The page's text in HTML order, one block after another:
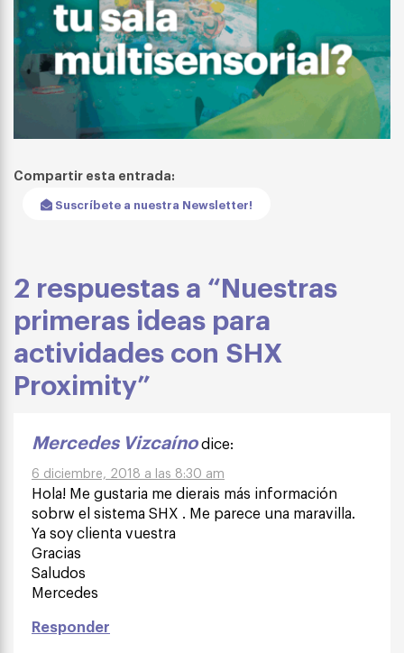
Compartir esta entrada:
Suscríbete a nuestra Newsletter!
2 respuestas a “Nuestras
primeras ideas para
actividades con SHX
Proximity”
Mercedes Vizcaínodice:
6 diciembre, 2018 a las 8:30 am
Hola! Me gustaria me dierais más información
sobrw el sistema SHX . Me parece una maravilla.
Ya soy clienta vuestra
Gracias
Saludos
Mercedes
Responder